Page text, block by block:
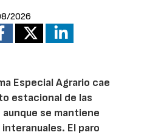
2026
Especial Agrario cae
estacional de las
se mantiene
El paro